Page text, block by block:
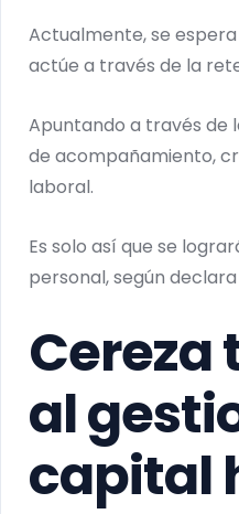
Actualmente, se espera
actúe a través de la
Apuntando a través de
de acompañamiento,
laboral.
Es solo así que se
personal, según
Cereza
al
capital